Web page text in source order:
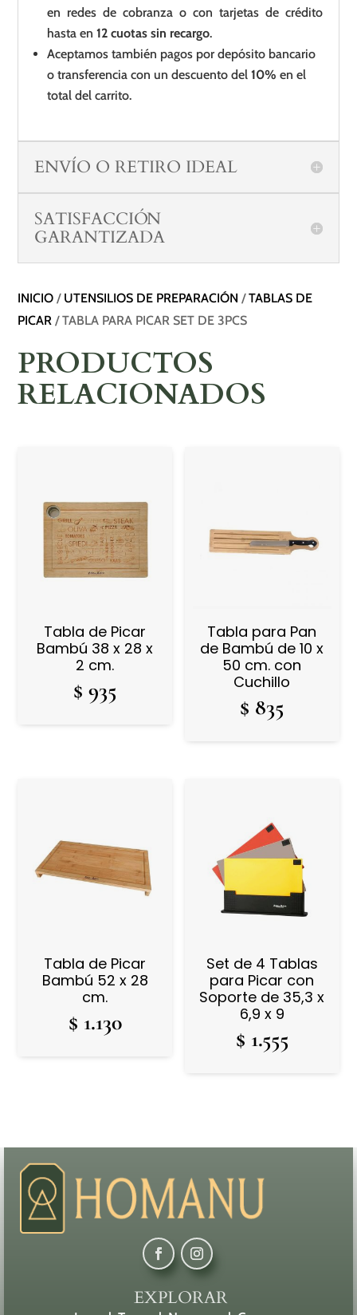
en redes de cobranza o con tarjetas de crédito
hasta en12 cuotas sin recargo.
Aceptamos también pagos por depósito bancario
o transferencia con un descuento del10% en el
total del carrito.
ENVÍO O RETIRO IDEAL
SATISFACCIÓN
GARANTIZADA
INICIO / UTENSILIOS DE PREPARACIÓN /TABLAS DE
PICAR / TABLA PARA PICAR SET DE 3PCS
PRODUCTOS
RELACIONADOS
Tabla de Picar
Bambú 38 x 28 x
2 cm.
$ 935
Tabla para Pan
de Bambú de 10 x
50 cm. con
Cuchillo
$ 835
Tabla de Picar
Bambú 52 x 28
cm.
$ 1.130
Set de 4 Tablas
para Picar con
Soporte de 35,3 x
6,9 x 9
$ 1.555
EXPLORAR